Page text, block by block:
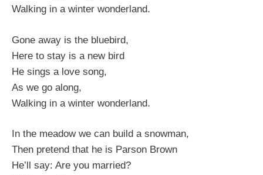
Walking in a winter wonderland.
Gone away is the bluebird,
Here to stay is a new bird
He sings a love song,
As we go along,
Walking in a winter wonderland.
In the meadow we can build a snowman,
Then pretend that he is Parson Brown
He’ll say: Are you married?